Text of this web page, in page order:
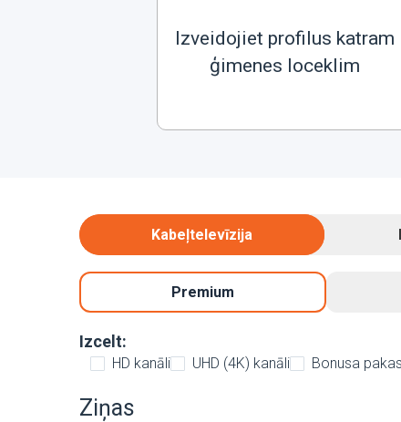
Izveidojiet profilus katram
ģimenes loceklim
Kabeļtelevīzija
Premium
Izcelt:
HD kanāli UHD (4K) kanāli Bonusa
Ziņas